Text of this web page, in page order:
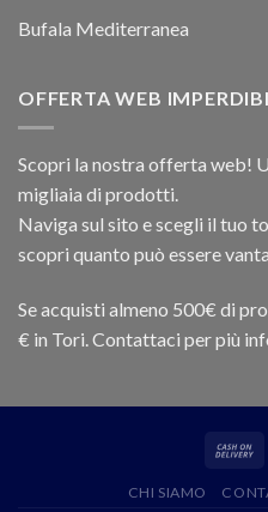
Bufala Mediterranea
OFFERTA WEB
Scopri la nostra offerta web!
migliaia di prodotti.
Naviga sul sito e scegli il tuo
scopri quanto può essere
Se acquisti almeno 500€ di
€ in Tori. Contattaci per più
CHI SIAMO